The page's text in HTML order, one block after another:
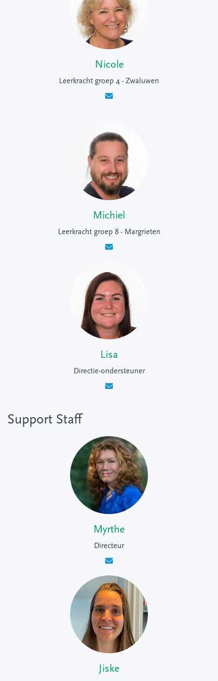
Nicole
Leerkracht groep 4 - Zwaluwen
Michiel
Leerkracht groep 8 - Margrieten
Lisa
Directie-ondersteuner
Support Staff
Myrthe
Directeur
Jiske